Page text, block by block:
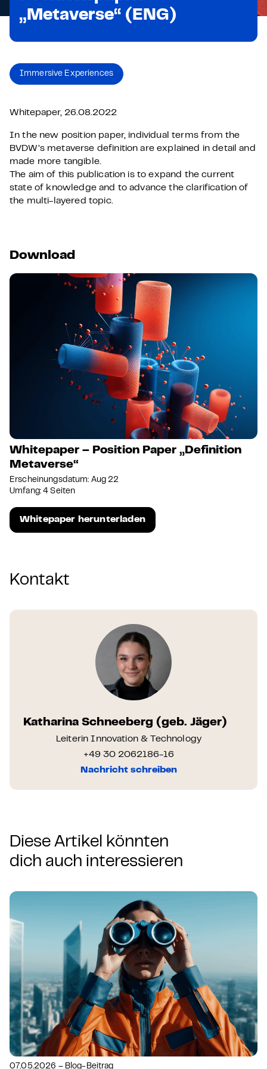
„Metaverse“ (ENG)
Immersive Experiences
Whitepaper, 26.08.2022
In the new position paper, individual terms from the
BVDW’s metaverse definition are explained in detail and
made more tangible.
The aim of this publication is to expand the current
state of knowledge and to advance the clarification of
the multi-layered topic.
Download
Whitepaper – Position Paper „Definition
Metaverse“
Erscheinungsdatum: Aug 22
Umfang: 4 Seiten
Whitepaper herunterladen
Kontakt
Katharina Schneeberg (geb. Jäger)
Leiterin Innovation & Technology
+49 30 2062186-16
Nachricht schreiben
Diese Artikel könnten
dich auch interessieren
07.05.2026 – Blog-Beitrag